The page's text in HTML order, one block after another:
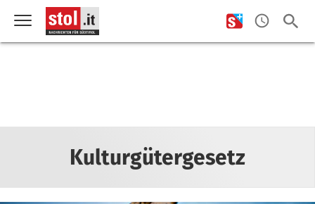
Kulturgütergesetz